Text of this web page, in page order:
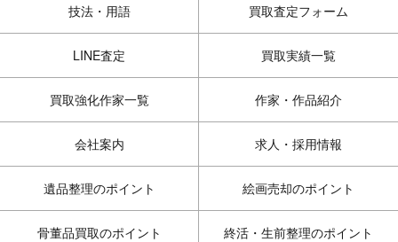
技法・用語 買取査定フォーム
LINE査定 買取実績一覧
買取強化作家一覧 作家・作品紹介
会社案内 求人・採用情報
遺品整理のポイント 絵画売却のポイント
骨董品買取のポイント 終活・生前整理のポイント